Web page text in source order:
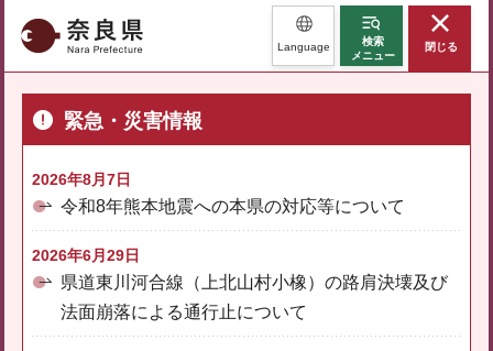
奈良県 Language
検索
メニュー
閉じる
緊急・災害情報
2026年8月7日
令和8年熊本地震への本県の対応等について
2026年6月29日
県道東川河合線（上北山村小橡）の路肩決壊及び
法面崩落による通行止について